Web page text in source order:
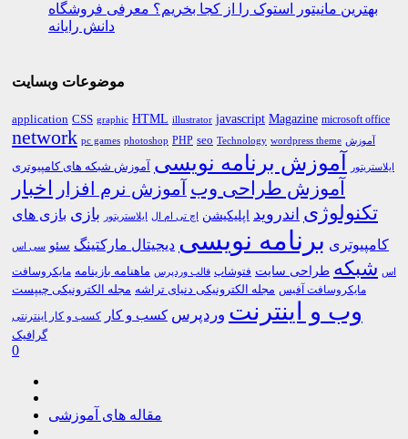
بهترین مانیتور استوک را از کجا بخریم؟ معرفی فروشگاه
دانش رایانه
موضوعات وبسایت
application CSS graphic HTML illustrator javascript Magazine microsoft office
network pc games photoshop PHP seo Technology wordpress theme آموزش
ایلاستریتور آموزش برنامه نویسی آموزش شبکه های کامپیوتری
آموزش طراحی وب آموزش نرم افزار اخبار
تکنولوژی اندروید اپلیکیشن اچ تی ام ال ایلاستریتور بازی بازی های
کامپیوتری برنامه نویسی دیجیتال مارکتینگ سئو سی اس
اس شبکه طراحی سایت فتوشاپ قالب وردپرس ماهنامه بازینامه مایکروسافت
مایکروسافت آفیس مجله الکترونیکی دنیای تراشه مجله الکترونیکی چیپست
وب و اینترنت وردپرس کسب و کار کسب و کار اینترنتی
گرافیک
0
مقاله های آموزشی